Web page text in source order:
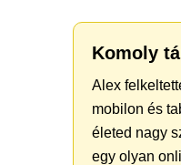
Komoly
Alex
mobilon és
életed nagy
egy olyan